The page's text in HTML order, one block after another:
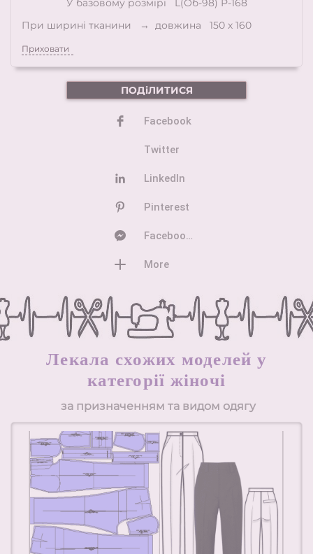
У базовому розмірі L(Об-98) Р-168
При ширині тканини → довжина 150 х 160
Приховати
ПОДіЛИТИСЯ
Facebook
Twitter
LinkedIn
Pinterest
Facebook Messenger
More
Лекала схожих моделей у
категорії жіночі
за призначенням та видом одягу